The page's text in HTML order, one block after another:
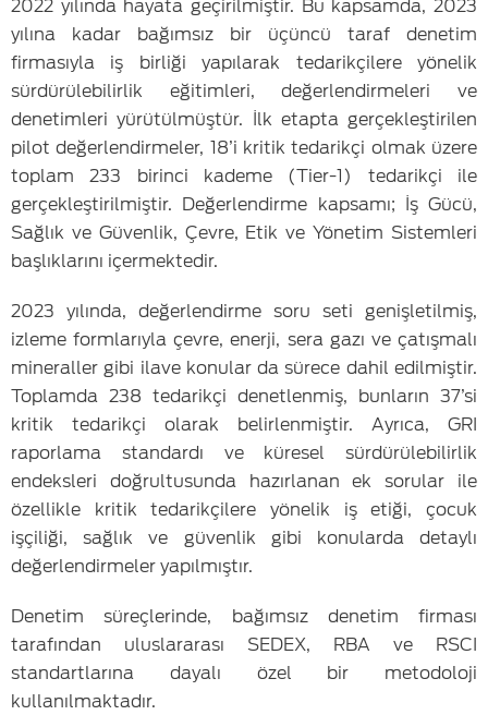
2022 yılında hayata geçirilmiştir. Bu kapsamda, 2023
yılına kadar bağımsız bir üçüncü taraf denetim
firmasıyla iş birliği yapılarak tedarikçilere yönelik
sürdürülebilirlik eğitimleri, değerlendirmeleri ve
denetimleri yürütülmüştür. İlk etapta gerçekleştirilen
pilot değerlendirmeler, 18’i kritik tedarikçi olmak üzere
toplam 233 birinci kademe (Tier-1) tedarikçi ile
gerçekleştirilmiştir. Değerlendirme kapsamı; İş Gücü,
Sağlık ve Güvenlik, Çevre, Etik ve Yönetim Sistemleri
başlıklarını içermektedir.
2023 yılında, değerlendirme soru seti genişletilmiş,
izleme formlarıyla çevre, enerji, sera gazı ve çatışmalı
mineraller gibi ilave konular da sürece dahil edilmiştir.
Toplamda 238 tedarikçi denetlenmiş, bunların 37’si
kritik tedarikçi olarak belirlenmiştir. Ayrıca, GRI
raporlama standardı ve küresel sürdürülebilirlik
endeksleri doğrultusunda hazırlanan ek sorular ile
özellikle kritik tedarikçilere yönelik iş etiği, çocuk
işçiliği, sağlık ve güvenlik gibi konularda detaylı
değerlendirmeler yapılmıştır.
Denetim süreçlerinde, bağımsız denetim firması
tarafından uluslararası SEDEX, RBA ve RSCI
standartlarına dayalı özel bir metodoloji
kullanılmaktadır.